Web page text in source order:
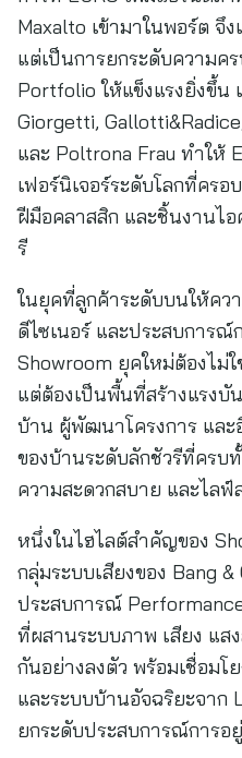
Maxalto เข้ามาในพอร์ต จึ
แต่เป็นการยกระดับความค
Portfolio ให้แข็งแรงยิ่งขึ้น
Giorgetti,
และ Poltrona Frau ทำให้
เฟอร์นิเจอร์ระดับโลกที่คร
ฝีมือคลาสสิก และชิ้นงานไ
รี
ในยุคที่ลูกค้าระดับบนให้ค
ดีไซเนอร์ และประสบการณ์
Showroom ยุคใหม่ต้องไม่
แต่ต้องเป็นพื้นที่สร้างแรงบั
บ้าน ผู้พัฒนาโครงการ และ
ของบ้านระดับลักชัวรีที่ครบ
ความสะดวกสบาย และไลฟ์
หนึ่งในไฮไลต์สำคัญของ
กลุ่มระบบเสียงของ Bang &
ประสบการณ์
ที่ผสานระบบภาพ เสียง แส
กันอย่างลงตัว พร้อมเชื่อม
และระบบบ้านอัจฉริยะจาก
ยกระดับประสบการณ์การอ